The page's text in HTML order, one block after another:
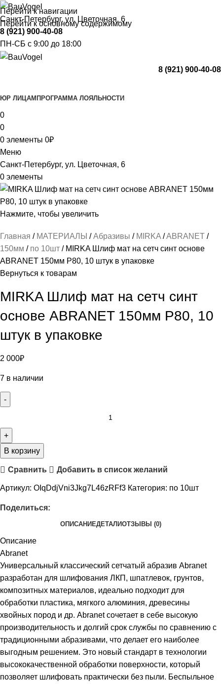
Перейти к навигации
Перейти к основному содержимому
Санкт-Петербург, ул. Цветочная, 6
8 (921) 900-40-08
ПН-СБ с 9:00 до 18:00
8 (921) 900-40-08
ЮР ЛИЦАМПРОГРАММА ЛОЯЛЬНОСТИ
0
0
0 элементы 0₽
Меню
Санкт-Петербург, ул. Цветочная, 6
0 элементы
Нажмите, чтобы увеличить
Главная МАТЕРИАЛЫ Абразивы MIRKA
ABRANET
150мм
по 10шт
MIRKA Шлиф мат на сетч синт основе
ABRANET 150мм Р80, 10 штук в упаковке
Вернуться к товарам
MIRKA Шлиф мат на сетч синт
основе ABRANET 150мм Р80, 10
штук в упаковке
2 000₽
7 в наличии
В корзину
Сравнить Добавить в список желаний
Артикул: OIqDdjVni3Jkg7L46zRFf3 Категория: по 10шт
Поделиться:
ОПИСАНИЕДЕТАЛИОТЗЫВЫ (0)
Описание
Abranet
Универсальный классический сетчатый абразив Abranet
разработан для шлифования ЛКП, шпатлевок, грунтов,
композитных материалов, идеально подходит для
обработки пластика, мягкого алюминия, древесины
хвойных пород и др. Abranet сочетает в себе высокую
производительность и долгий срок службы по сравнению с
традиционными абразивами, что делает его наиболее
выгодным решением. Это новый стандарт в технологии
высококачественной обработки поверхности, который
позволяет шлифовать практически без пыли. Беспыльное